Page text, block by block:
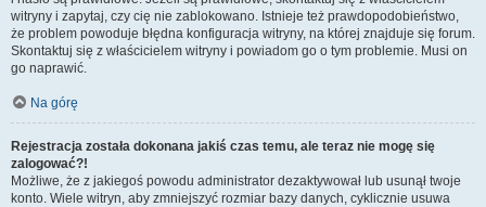
witryny i zapytaj, czy cię nie zablokowano. Istnieje też prawdopodobieństwo,
że problem powoduje błędna konfiguracja witryny, na której znajduje się forum.
Skontaktuj się z właścicielem witryny i powiadom go o tym problemie. Musi on
go naprawić.
Na górę
Rejestracja została dokonana jakiś czas temu, ale teraz nie mogę się
zalogować?!
Możliwe, że z jakiegoś powodu administrator dezaktywował lub usunął twoje
konto. Wiele witryn, aby zmniejszyć rozmiar bazy danych, cyklicznie usuwa